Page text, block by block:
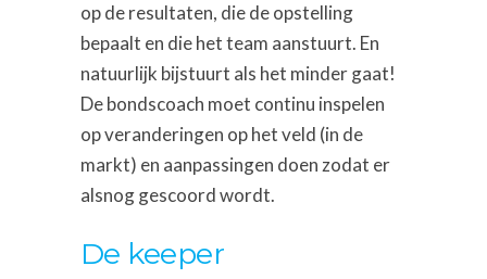
op de resultaten, die de opstelling
bepaalt en die het team aanstuurt. En
natuurlijk bijstuurt als het minder gaat!
De bondscoach moet continu inspelen
op veranderingen op het veld (in de
markt) en aanpassingen doen zodat er
alsnog gescoord wordt.
De keeper